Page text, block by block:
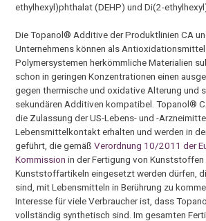
ethylhexyl)phthalat (DEHP) und Di(2-
Die Topanol® Additive der Produktlinien CA
Unternehmens können als Antioxidationsmittel
Polymersystemen herkömmliche Materialien
schon in geringen Konzentrationen einen
gegen thermische und oxidative Alterung und
sekundären Additiven kompatibel. Topanol®
die Zulassung der US-Lebens- und -
Lebensmittelkontakt erhalten und werden in
geführt, die gemäßVerordnung 10/2011 der
Kommission in der Fertigung von Kunststoffen
Kunststoffartikeln eingesetzt werden dürfen,
sind, mit Lebensmitteln in Berührung zu
Interesse für viele Verbraucher ist, dass
vollständig synthetisch sind. Im gesamten